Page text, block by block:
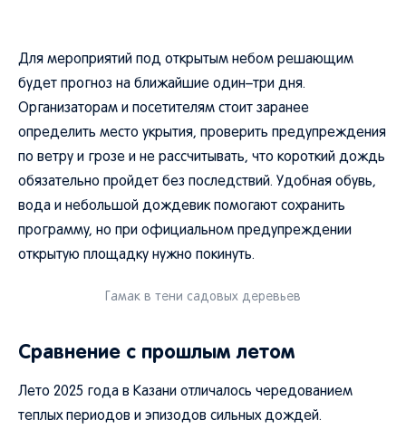
Для мероприятий под открытым небом решающим
будет прогноз на ближайшие один–три дня.
Организаторам и посетителям стоит заранее
определить место укрытия, проверить предупреждения
по ветру и грозе и не рассчитывать, что короткий дождь
обязательно пройдет без последствий. Удобная обувь,
вода и небольшой дождевик помогают сохранить
программу, но при официальном предупреждении
открытую площадку нужно покинуть.
Гамак в тени садовых деревьев
Сравнение с прошлым летом
Лето 2025 года в Казани отличалось чередованием
теплых периодов и эпизодов сильных дождей.